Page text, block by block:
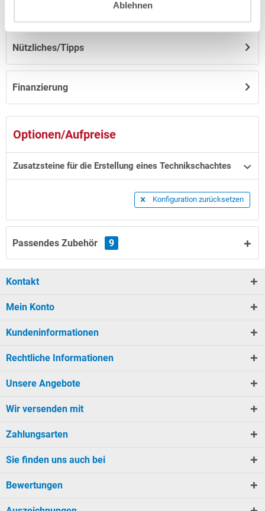
Ablehnen
Finanzierung
Hinweise zum Versand / zur Lagerung
Nützliches/Tipps
Optionen/Aufpreise
Zusatzsteine für die Erstellung eines Technikschachtes
Konfiguration zurücksetzen
Passendes Zubehör 9
Kontakt
Mein Konto
Kundeninformationen
Rechtliche Informationen
Unsere Angebote
Wir versenden mit
Zahlungsarten
Sie finden uns auch bei
Bewertungen